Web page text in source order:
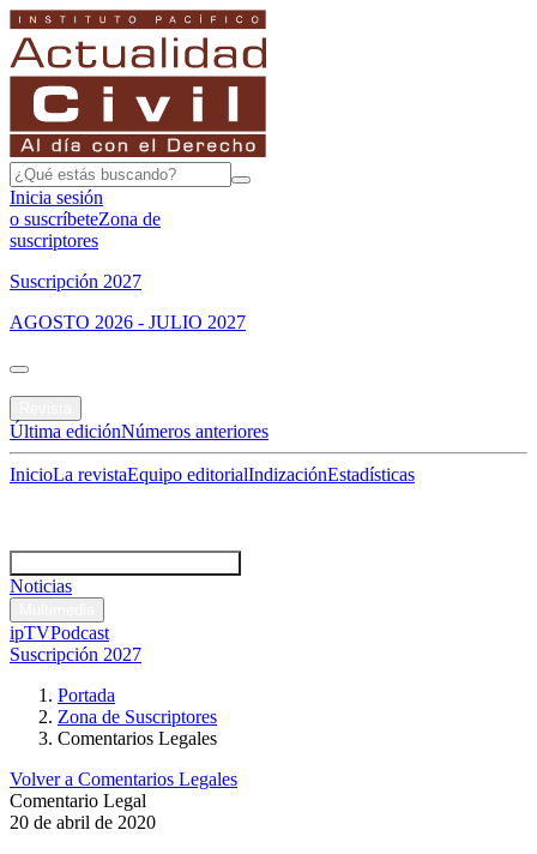
Inicia sesión
o suscríbeteZona de
suscriptores
Suscripción 2027
AGOSTO 2026 - JULIO 2027
Última ediciónNúmeros anteriores
InicioLa revistaEquipo editorialIndizaciónEstadísticas
Noticias
ipTVPodcast
Suscripción 2027
Portada
Zona de Suscriptores
Comentarios Legales
Volver a Comentarios Legales
Comentario Legal
20 de abril de 2020